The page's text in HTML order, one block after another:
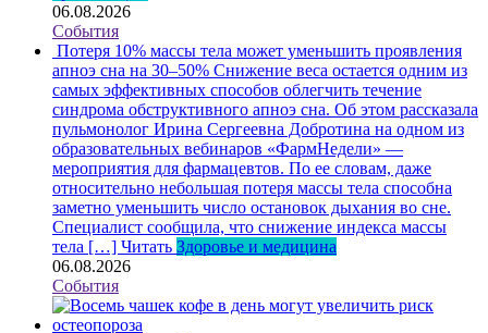
06.08.2026
События
Потеря 10% массы тела может уменьшить проявления
апноэ сна на 30–50% Снижение веса остается одним из
самых эффективных способов облегчить течение
синдрома обструктивного апноэ сна. Об этом рассказала
пульмонолог Ирина Сергеевна Добротина на одном из
образовательных вебинаров «ФармНедели» —
мероприятия для фармацевтов. По ее словам, даже
относительно небольшая потеря массы тела способна
заметно уменьшить число остановок дыхания во сне.
Специалист сообщила, что снижение индекса массы
тела […] Читать Здоровье и медицина
06.08.2026
События